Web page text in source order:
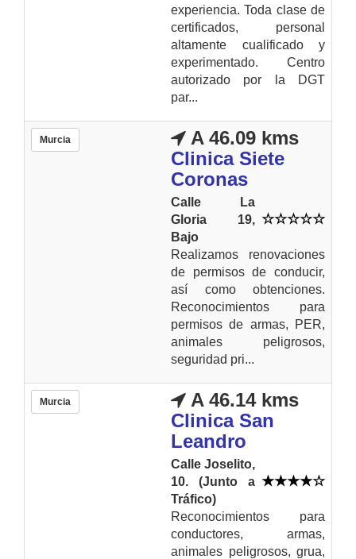
experiencia. Toda clase de
certificados, personal
altamente cualificado y
experimentado. Centro
autorizado por la DGT
par...
Murcia
A 46.09 kms
Clinica Siete
Coronas
Calle La
Gloria 19,
Bajo
Realizamos renovaciones
de permisos de conducir,
así como obtenciones.
Reconocimientos para
permisos de armas, PER,
animales peligrosos,
seguridad pri...
Murcia
A 46.14 kms
Clinica San
Leandro
Calle Joselito,
10. (Junto a
Tráfico)
Reconocimientos para
conductores, armas,
animales peligrosos, grua,